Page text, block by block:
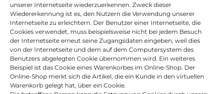
unserer Internetseite wiederzuerkennen. Zweck dieser
Wiedererkennung ist es, den Nutzern die Verwendung unserer
Internetseite zu erleichtern. Der Benutzer einer Internetseite, die
Cookies verwendet, muss beispielsweise nicht bei jedem Besuch
der Internetseite erneut seine Zugangsdaten eingeben, weil dies
von der Internetseite und dem auf dem Computersystem des
Benutzers abgelegten Cookie übernommen wird. Ein weiteres
Beispiel ist das Cookie eines Warenkorbes im Online-Shop. Der
Online-Shop merkt sich die Artikel, die ein Kunde in den virtuellen
Warenkorb gelegt hat, über ein Cookie.